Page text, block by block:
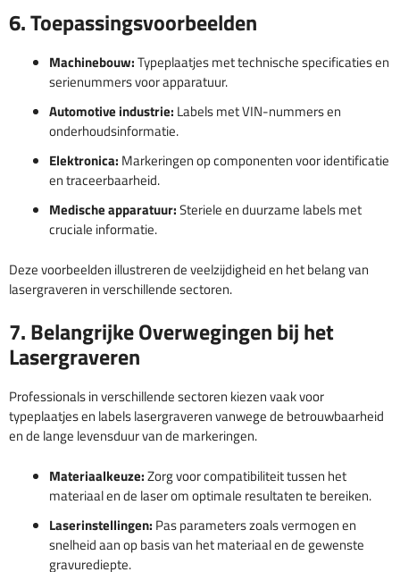
6. Toepassingsvoorbeelden
Machinebouw:Typeplaatjes met technische specificaties en
serienummers voor apparatuur.
Automotive industrie: Labels met VIN-nummers en
onderhoudsinformatie.
Elektronica: Markeringen op componenten voor identificatie
en traceerbaarheid.
Medische apparatuur:Steriele en duurzame labels met
cruciale informatie.
Deze voorbeelden illustreren de veelzijdigheid en het belang van
lasergraveren in verschillende sectoren.
7. Belangrijke Overwegingen bij het
Lasergraveren
Professionals in verschillende sectoren kiezen vaak voor
typeplaatjes en labels lasergraveren vanwege de betrouwbaarheid
en de lange levensduur van de markeringen.
Materiaalkeuze:Zorg voor compatibiliteit tussen het
materiaal en de laser om optimale resultaten te bereiken.
Laserinstellingen: Pas parameters zoals vermogen en
snelheid aan op basis van het materiaal en de gewenste
gravurediepte.